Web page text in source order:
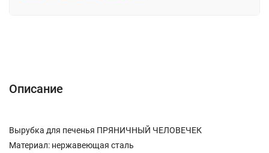
Описание
Вырубка для печенья ПРЯНИЧНЫЙ ЧЕЛОВЕЧЕК
Материал: нержавеющая сталь